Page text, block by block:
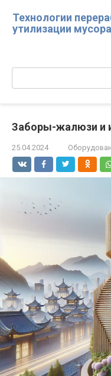
контенту
Технологии
утилизации мусора
Поиск:
Заборы-жалюзи и
25.04.2024